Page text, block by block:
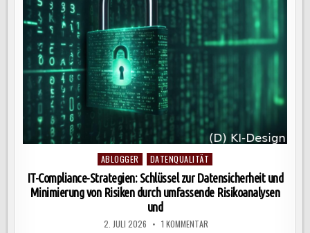
Posted
in
ABLOGGER DATENQUALITÄT
IT-Compliance-Strategien: Schlüssel zur Datensicherheit und
Minimierung von Risiken durch umfassende Risikoanalysen
und
2. JULI 2026 1 KOMMENTAR